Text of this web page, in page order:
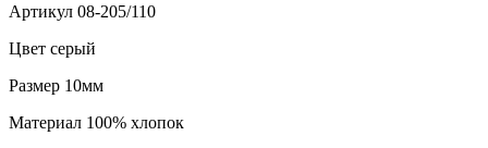
Артикул 08-205/110
Цвет серый
Размер 10мм
Материал 100% хлопок